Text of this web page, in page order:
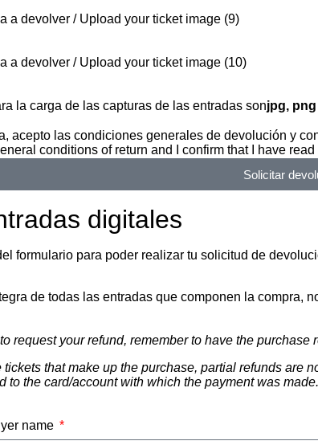
a devolver / Upload your ticket image (9)
a devolver / Upload your ticket image (10)
la carga de las capturas de las entradas sonjpg,
acepto las condiciones generales de devolución y
conditions of return and I confirm that I have
Solicitar
digitales
formulario para poder realizar tu solicitud de
de todas las entradas que componen la compra,
request your refund, remember to have the
that make up the purchase, partial refunds are
to the card/account with which the payment was made.
name